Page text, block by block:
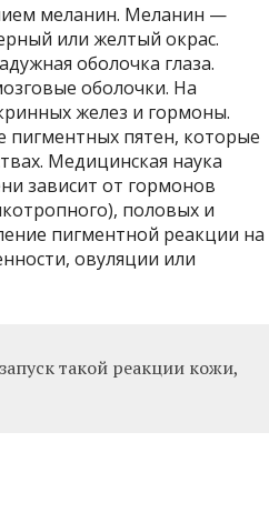
меланин. Меланин —
или желтый окрас.
оболочка глаза.
оболочки. На
желез и гормоны.
пигментных пятен, которые
Медицинская наука
зависит от гормонов
половых и
пигментной реакции на
овуляции или
такой реакции кожи,